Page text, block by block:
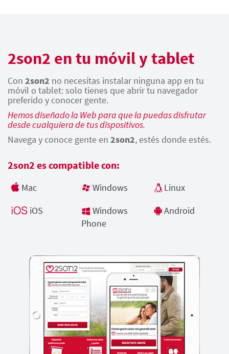
2son2 en tu móvil y tablet
Con 2son2 no necesitas instalar ninguna app en tu
móvil o tablet: solo tienes que abrir tu navegador
preferido y conocer gente.
Hemos diseñado la Web para que la puedas disfrutar
desde cualquiera de tus dispositivos.
Navega y conoce gente en 2son2, estés donde estés.
2son2 es compatible con:
Mac Windows
Linux
iOS
Windows
Phone
Android